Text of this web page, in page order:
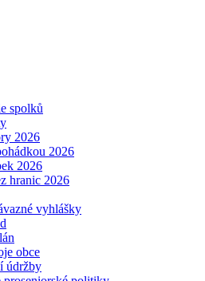
spolků
2026
2026
2026
hranic 2026
vyhlášky
obce
údržby